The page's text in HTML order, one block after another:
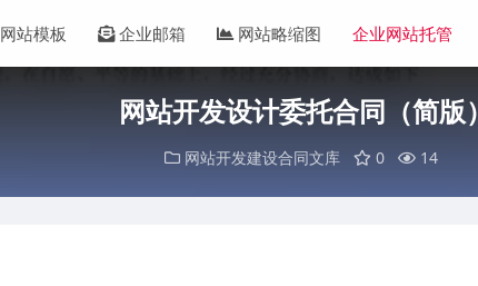
网站模板 企业邮箱 网站略缩图 企业网站托管
网站开发设计委托合同（简版）
网站开发建设合同文库 0 14